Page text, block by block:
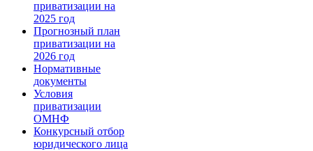
приватизации на
2025 год
Прогнозный план
приватизации на
2026 год
Нормативные
документы
Условия
приватизации
ОМНФ
Конкурсный отбор
юридического лица